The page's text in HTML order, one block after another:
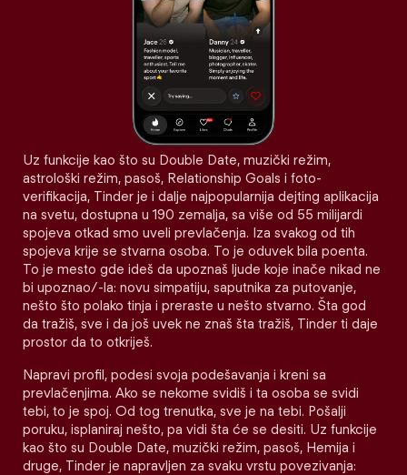
Uz funkcije kao što su Double Date, muzički režim,
astrološki režim, pasoš, Relationship Goals i foto-
verifikacija, Tinder je i dalje najpopularnija dejting aplikacija
na svetu, dostupna u 190 zemalja, sa više od 55 milijardi
spojeva otkad smo uveli prevlačenja. Iza svakog od tih
spojeva krije se stvarna osoba. To je oduvek bila poenta.
To je mesto gde ideš da upoznaš ljude koje inače nikad ne
bi upoznao/-la: novu simpatiju, saputnika za putovanje,
nešto što polako tinja i preraste u nešto stvarno. Šta god
da tražiš, sve i da još uvek ne znaš šta tražiš, Tinder ti daje
prostor da to otkriješ.
Napravi profil, podesi svoja podešavanja i kreni sa
prevlačenjima. Ako se nekome svidiš i ta osoba se svidi
tebi, to je spoj. Od tog trenutka, sve je na tebi. Pošalji
poruku, isplaniraj nešto, pa vidi šta će se desiti. Uz funkcije
kao što su Double Date, muzički režim, pasoš, Hemija i
druge, Tinder je napravljen za svaku vrstu povezivanja: